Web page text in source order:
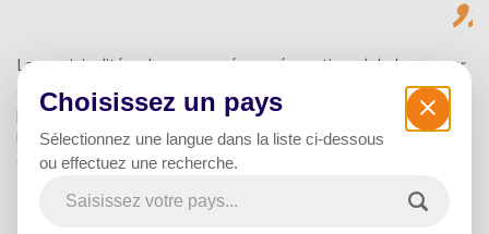
La municipalité a donc engagé une rénovation globale : passer
à un éclairage 100 % autonome sur une partie importante du
parc, grâce àl'énergie solaire photovoltaïque.
Un enjeux
important pour limiter et réduire les dépenses de la commune
grâce à une solution écologique.
Choisissez un pays
Sélectionnez une langue dans la liste ci-dessous
ou effectuez une recherche.